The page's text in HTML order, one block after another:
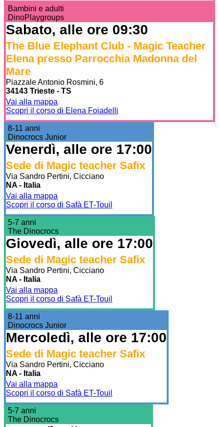
Bambini e adulti
DinoPlaygroups
Sabato, alle ore 09:30
The Blue Elephant Club - Magic Teacher
Elena presso Parrocchia Madonna del
Mare
Piazzale Antonio Rosmini, 6
34143 Trieste - TS
Vai alla mappa
Scopri il corso di Elena Foiadelli
8-11 anni
Dinocrocs Junior
Venerdì, alle ore 17:00
Sede di Magic teacher Safix
Via Sandro Pertini, Cicciano
NA - Italia
Vai alla mappa
Scopri il corso di Safà ET-Touil
5-7 anni
The Dinocrocs
Giovedì, alle ore 17:00
Sede di Magic teacher Safix
Via Sandro Pertini, Cicciano
NA - Italia
Vai alla mappa
Scopri il corso di Safà ET-Touil
8-11 anni
Dinocrocs Junior
Mercoledì, alle ore 17:00
Sede di Magic teacher Safix
Via Sandro Pertini, Cicciano
NA - Italia
Vai alla mappa
Scopri il corso di Safà ET-Touil
5-7 anni
The Dinocrocs